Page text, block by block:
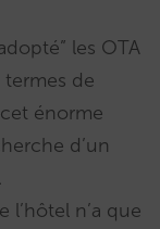
les OTA
de
énorme
d’un
l’hôtel n’a que